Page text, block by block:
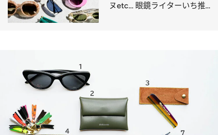
ヌetc… 眼鏡ライターいち推